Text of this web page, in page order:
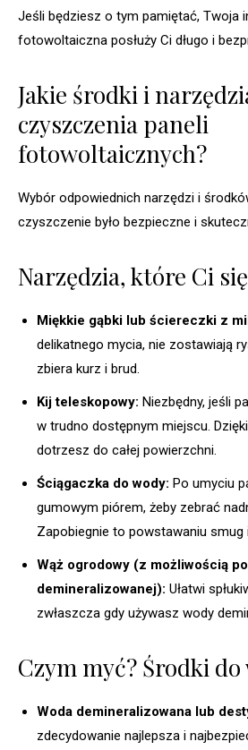
Jeśli będziesz o tym pamiętać, Twoja
fotowoltaiczna posłuży Ci długo i
Jakie środki i
czyszczenia paneli
fotowoltaicznych?
Wybór odpowiednich narzędzi i
czyszczenie było bezpieczne i
Narzędzia, które Ci
Miękkie gąbki lub ściereczki z
delikatnego mycia, nie zostawiają
zbiera kurz i brud.
Kij teleskopowy: Niezbędny, jeśli
w trudno dostępnym miejscu.
dotrzesz do całej powierzchni.
Ściągaczka do wody: Po umyciu
gumowym piórem, żeby zebrać
Zapobiegnie to powstawaniu smug
Wąż ogrodowy (z możliwością
demineralizowanej): Ułatwi
zwłaszcza gdy używasz wody
Czym myć? Środki
Woda demineralizowana lub
zdecydowanie najlepsza i